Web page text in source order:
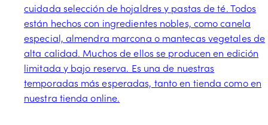
cuidada selección de hojaldres y pastas de té. Todos
están hechos con ingredientes nobles, como canela
especial, almendra marcona o mantecas vegetales de
alta calidad. Muchos de ellos se producen en edición
limitada y bajo reserva. Es una de nuestras
temporadas más esperadas, tanto en tienda como en
nuestra tienda online.